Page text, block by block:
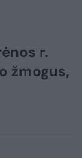
r.
žmogus,